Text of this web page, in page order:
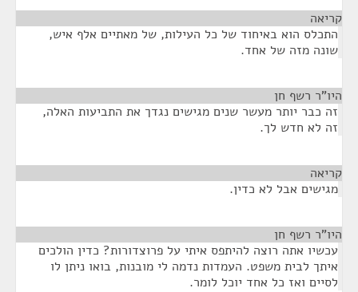
קריאה
התכלס הוא באיחוד של כל העילות, של מאתיים אלף איש,
שונה מזה של אחד.
היו"ר רשף חן
זה כבר יותר מעשר שנים מגישים נגדך את התביעות האלה,
זה לא חדש לך.
קריאה
מגישים אבל לא כדין.
היו"ר רשף חן
עכשיו אתה רוצה להיתפס איתי על פרוצדורות? כדין הולכים
איתך לבית משפט. העמדות נדמה לי מובנות, בואו ניתן לו
לסיים ואז כל אחד יוכל לומר.